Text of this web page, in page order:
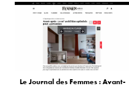
Le Journal des Femmes : Avant-